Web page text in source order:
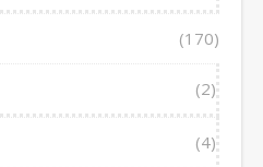
(170)
(2)
(4)